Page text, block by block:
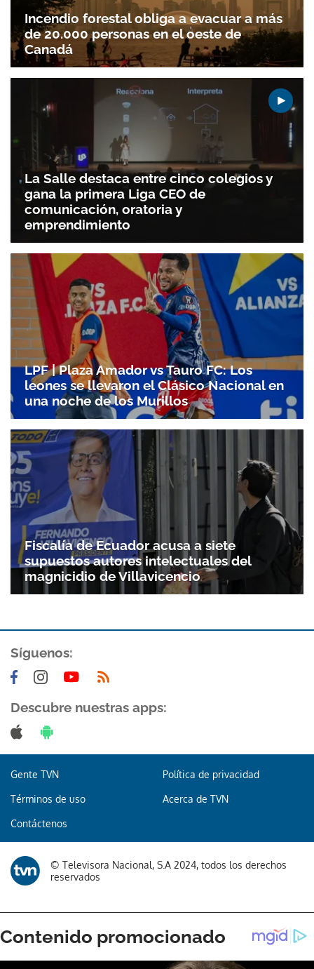
Gracias por suscribirte a nuestro boletín.
Incendio forestal obliga a evacuar a más
de 20.000 personas en el oeste de
Canadá
La Salle destaca entre cinco colegios y
gana la primera Liga CEO de
comunicación, oratoria y
emprendimiento
LPF | Plaza Amador vs Tauro FC: Los
leones se llevaron el Clásico Nacional en
una noche de los Murillos
Fiscalía de Ecuador acusa a siete
supuestos autores intelectuales del
magnicidio de Villavicencio
Síguenos:
Descubre nuestras apps:
Gente TVN Política de privacidad
Términos de uso Acerca de TVN
Contáctenos
© Televisora Nacional, S.A 2024, todos los derechos
reservados